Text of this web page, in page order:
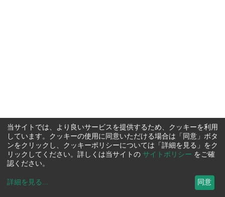
当サイトでは、より良いサービスを提供するため、クッキーを利用
しています。クッキーの使用に同意いただける場合は「同意」ボタ
ンをクリックし、クッキーポリシーについては「詳細を見る」をク
リックしてください。詳しくは当サイトの サイトポリシー をご確
認ください。
詳細を見る ... 同意